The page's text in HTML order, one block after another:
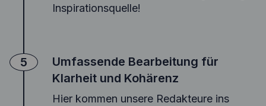
Inspirationsquelle!
Umfassende Bearbeitung für
Klarheit und Kohärenz
Hier kommen unsere Redakteure ins
5